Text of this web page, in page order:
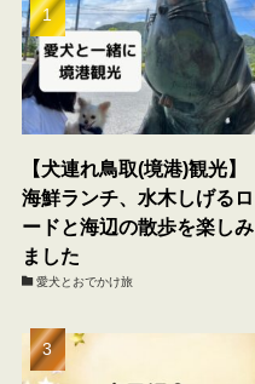
【犬連れ鳥取(境港)観光】
海鮮ランチ、水木しげるロ
ードと海辺の散歩を楽しみ
ました
愛犬とおでかけ旅